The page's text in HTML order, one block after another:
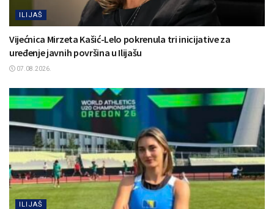
ILIJAŠ
Vijećnica Mirzeta Kašić-Lelo pokrenula tri inicijative za
uređenje javnih površina u Ilijašu
07.08.2026.
ILIJAŠ